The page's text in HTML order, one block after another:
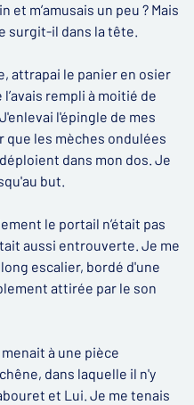
m’amusais un peu ? Mais
surgit-il dans la tête.
attrapai le panier en osier
rempli à moitié de
l'épingle de mes
que les mèches ondulées
dans mon dos. Je
but.
le portail n’était pas
aussi entrouverte. Je me
escalier, bordé d'une
attirée par le son
à une pièce
dans laquelle il n'y
et Lui. Je me tenais